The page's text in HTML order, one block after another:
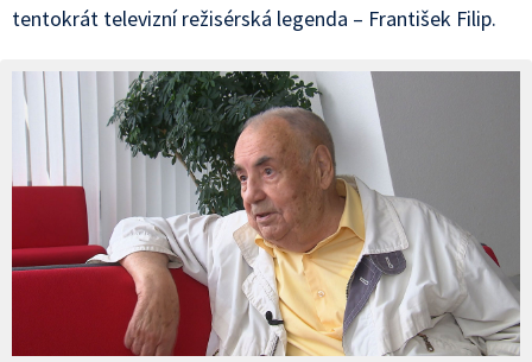
tentokrát televizní režisérská legenda – František Filip.